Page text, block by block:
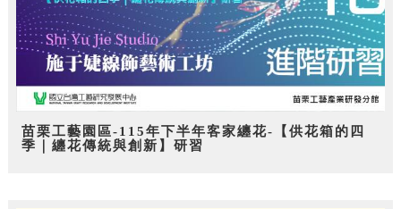
苗栗工藝園區-115年下半年客家纏花-【供花箱的四
季｜纏花傳統與創新】研習